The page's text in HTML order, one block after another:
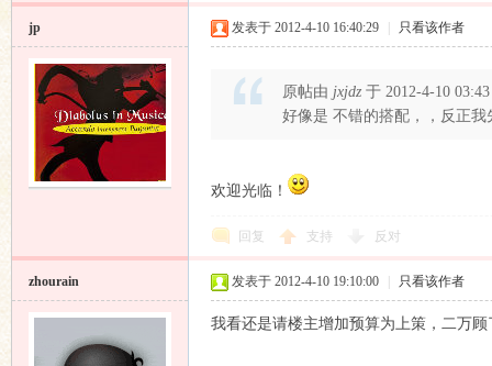
jp 发表于 2012-4-10 16:40:29 只看该作者
原帖由 jxjdz于 2012-4-10
好像是 不错的搭配，，反正
欢迎光临！
回复 支持 反对
zhourain 发表于 2012-4-10 19:10:00 只看该作者
我看还是请楼主增加预算为上策，二万